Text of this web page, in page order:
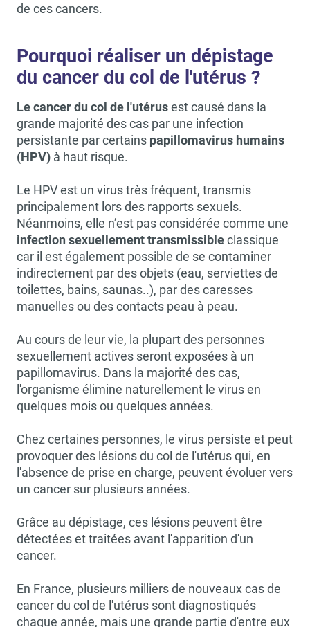
de ces cancers.
Pourquoi réaliser un dépistage
du cancer du col de l'utérus ?
Le cancer du col de l'utérusest causé dans la
grande majorité des cas par une infection
persistante par certains papillomavirus humains
(HPV) à haut risque.
Le HPV est un virus très fréquent, transmis
principalement lors des rapports sexuels.
Néanmoins, elle n’est pas considérée comme une
infection sexuellement transmissibleclassique
car il est également possible de se contaminer
indirectement par des objets (eau, serviettes de
toilettes, bains, saunas..), par des caresses
manuelles ou des contacts peau à peau.
Au cours de leur vie, la plupart des personnes
sexuellement actives seront exposées à un
papillomavirus. Dans la majorité des cas,
l'organisme élimine naturellement le virus en
quelques mois ou quelques années.
Chez certaines personnes, le virus persiste et peut
provoquer des lésions du col de l'utérus qui, en
l'absence de prise en charge, peuvent évoluer vers
un cancer sur plusieurs années.
Grâce au dépistage, ces lésions peuvent être
détectées et traitées avant l'apparition d'un
cancer.
En France, plusieurs milliers de nouveaux cas de
cancer du col de l'utérus sont diagnostiqués
chaque année, mais une grande partie d'entre eux